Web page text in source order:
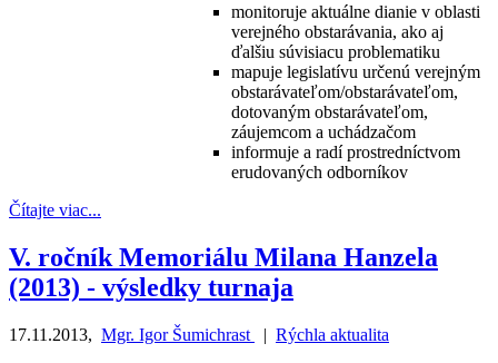
monitoruje aktuálne dianie v oblasti
verejného obstarávania, ako aj
ďalšiu súvisiacu problematiku
mapuje legislatívu určenú verejným
obstarávateľom/obstarávateľom,
dotovaným obstarávateľom,
záujemcom a uchádzačom
informuje a radí prostredníctvom
erudovaných odborníkov
Čítajte viac...
V. ročník Memoriálu Milana Hanzela
(2013) - výsledky turnaja
17.11.2013, Mgr. Igor Šumichrast | Rýchla aktualita